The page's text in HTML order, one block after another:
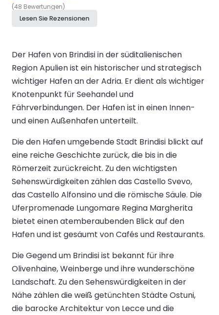
(48 Bewertungen)
Lesen Sie Rezensionen
Der Hafen von Brindisi in der süditalienischen
Region Apulien ist ein historischer und strategisch
wichtiger Hafen an der Adria. Er dient als wichtiger
Knotenpunkt für Seehandel und
Fährverbindungen. Der Hafen ist in einen Innen-
und einen Außenhafen unterteilt.
Die den Hafen umgebende Stadt Brindisi blickt auf
eine reiche Geschichte zurück, die bis in die
Römerzeit zurückreicht. Zu den wichtigsten
Sehenswürdigkeiten zählen das Castello Svevo,
das Castello Alfonsino und die römische Säule. Die
Uferpromenade Lungomare Regina Margherita
bietet einen atemberaubenden Blick auf den
Hafen und ist gesäumt von Cafés und Restaurants.
Die Gegend um Brindisi ist bekannt für ihre
Olivenhaine, Weinberge und ihre wunderschöne
Landschaft. Zu den Sehenswürdigkeiten in der
Nähe zählen die weiß getünchten Städte Ostuni,
die barocke Architektur von Lecce und die